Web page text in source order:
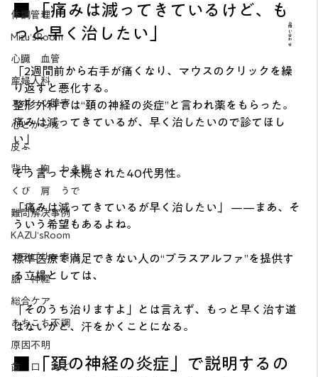
体調管理
Mizu’sRoom
心臓 血管
産婦人科
スポーツ障害
心とからだ
皮ふ
背中 胸 わき腹
くび 肩 うで
難問解決事例
KAZU’sRoom
カテゴリー案内
脳 神経
総合ケア
あちこち不調
原因不明
歯 口 あご
■ 「痛みは減ってきているけど、も
っと早く治したい」
「2週間前から右手が痛くなり、マウスのクリックを繰
り返すと悪化する。
整形外科では“頚の神経の炎症”と言われ薬をもらった。
痛みは減ってきているが、早く治したいので診てほし
い」
そう言って来院された40代男性。
「痛みは減ってきているが早く治したい」 ——まあ、そ
ういう希望もあるよね。
標準医療で満足できない人の“プラスアルファ”を提供す
る立場としては、
「そのうち治りますよ」とは言えず、もっと早く治す道
はないかと、汗をかくことになる。
■ 「頚の神経の炎症」で説明するの
お問い合わせ